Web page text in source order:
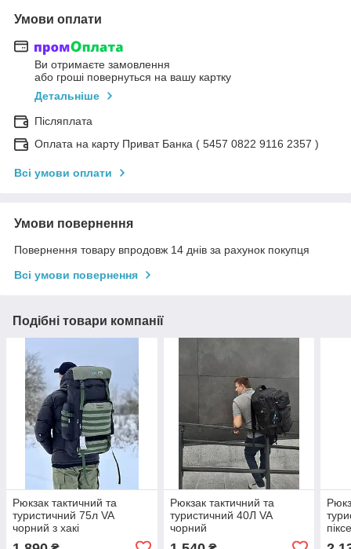
Умови оплати
Ви отримаєте замовлення
або гроші повернуться на вашу картку
Детальніше
Післяплата
Оплата на карту Приват Банка ( 5457 0822 9116 2357 )
Всі умови оплати
Умови повернення
Повернення товару впродовж 14 днів за рахунок покупця
Всі умови повернення
Подібні товари компанії
Рюкзак тактичний та
туристичний 75л VA
чорний з хакі
Рюкзак тактичний та
туристичний 40Л VA
чорний